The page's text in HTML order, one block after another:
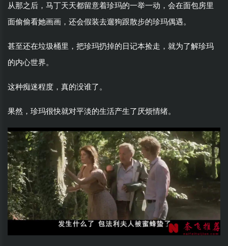
从那之后，马丁天天都留意着珍玛的一举一动，会在面包房里
面偷偷看她画画，还会假装去遛狗跟散步的珍玛偶遇。
甚至还在垃圾桶里，把珍玛扔掉的日记本捡走，就为了解珍玛
的内心世界。
这种痴迷程度，真的没谁了。
果然，珍玛很快就对平淡的生活产生了厌烦情绪。